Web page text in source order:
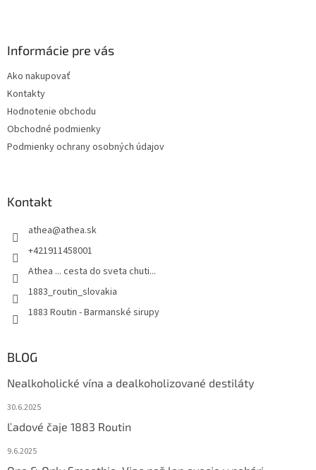
Informácie pre vás
Ako nakupovať
Kontakty
Hodnotenie obchodu
Obchodné podmienky
Podmienky ochrany osobných údajov
Kontakt
athea@athea.sk
+421911458001
Athea ... cesta do sveta chuti...
1883_routin_slovakia
1883 Routin - Barmanské sirupy
BLOG
Nealkoholické vína a dealkoholizované destiláty
30.6.2025
Ľadové čaje 1883 Routin
9.6.2025